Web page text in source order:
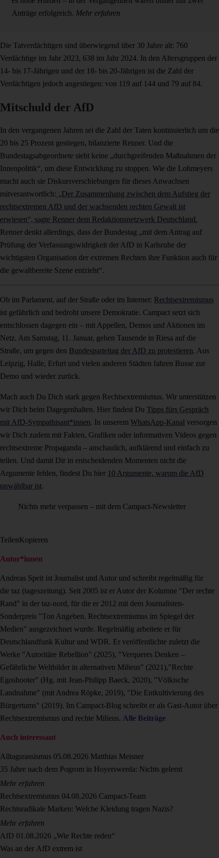
Anträge erfolgreich. Mehr erfahren
Die Tatverdächtigen sind überwiegend über 30 Jahre alt: 760
Verdächtige im Jahr 2023, 638 im Jahr 2024. In den Altersgruppen der
14- bis 17-Jährigen und der 18- bis 20-Jährigen ist die Zahl der
Verdächtigen jedoch angestiegen: von 119 auf 144 und 79 auf 84.
Mitschuld der AfD
In den vergangenen Jahren sei die Zahl der Taten kontinuierlich um die
20 bis 25 Prozent gestiegen, bilanzierte Renner. Und die
Bundestagsabgeordnete sieht keine „durchgreifenden Maßnahmen der
Innenpolitik“, um diese Entwicklung zu stoppen. Wie die Lohmeyers
macht auch sie Diskursverschiebungen für dieses Anwachsen
mitverantwortlich: „Der Zusammenhang zwischen dem Aufstieg der
rechtsextremen AfD und der wachsenden rechten Gewalt ist
erwiesen“, sagte Renner dem Redaktionsnetzwerk Deutschland.
Renner denkt allerdings, dass der Bundestag „mit dem Antrag auf
Prüfung der Verfassungswidrigkeit der AfD in Karlsruhe der
wichtigsten Organisation der extremen Rechten ihre Funktion auch für
die gewaltbereite Szene entzieht“.
Ob im Parlament, auf der Straße oder im Internet: Rechtsextremismus
ist gefährlich und bedroht unsere Demokratie. Campact setzt sich
entschlossen dagegen ein – mit Appellen, Demos und Aktionen im
Netz. Am Samstag, 11. Januar, gehen Tausende in Riesa auf die
Straße, um gegen den Bundesparteitag der AfD zu protestieren. Aus
Leipzig, Halle, Erfurt und vielen anderen Städten fahren Busse zur
Demo und wieder zurück.
Mach auch Du Dich stark gegen Rechtsextremismus. Wir unterstützen
wir Dich beim Dagegenhalten. Hier findest Du Tipps fürs Gespräch
mit AfD-Sympathisant*innen. In unserem WhatsApp-Kanal versorgen
wir Dich zudem mit Fakten, Grafiken oder informativen Videos gegen
rechtsextreme Propaganda – anschaulich, aufklärend und einfach zu
teilen. Und damit Dir in entscheidenden Momenten nicht die
Argumente fehlen, findest Du hier 10 Argumente, warum die AfD
unwählbar ist.
Nichts mehr verpassen – mit dem Campact-Newsletter
TeilenKopieren
Autor*innen
Andreas Speit ist Journalist und Autor und schreibt regelmäßig für
die taz (tageszeitung). Seit 2005 ist er Autor der Kolumne "Der rechte
Rand" in der taz-nord, für die er 2012 mit dem Journalisten-
Sonderpreis "Ton Angeben. Rechtsextremismus im Spiegel der
Medien" ausgezeichnet wurde. Regelmäßig arbeitete er für
Deutschlandfunk Kultur und WDR. Er veröffentlichte zuletzt die
Werke "Autoritäre Rebellion" (2025), "Verqueres Denken –
Gefährliche Weltbilder in alternativen Milieus" (2021),"Rechte
Egoshooter" (Hg. mit Jean-Philipp Baeck, 2020), "Völkische
Landnahme" (mit Andrea Röpke, 2019), "Die Entkultivierung des
Bürgertums" (2019). Im Campact-Blog schreibt er als Gast-Autor über
Rechtsextremismus und rechte Milieus. Alle Beiträge
Auch interessant
Alltagsrassismus 05.08.2026 Matthias Meisner
35 Jahre nach dem Pogrom in Hoyerswerda: Nichts gelernt
Mehr erfahren
Rechtsextremismus 04.08.2026 Campact-Team
Rechtsradikale Marken: Welche Kleidung tragen Nazis?
Mehr erfahren
AfD 01.08.2026 „Wie Rechte reden“
Was an der AfD extrem ist